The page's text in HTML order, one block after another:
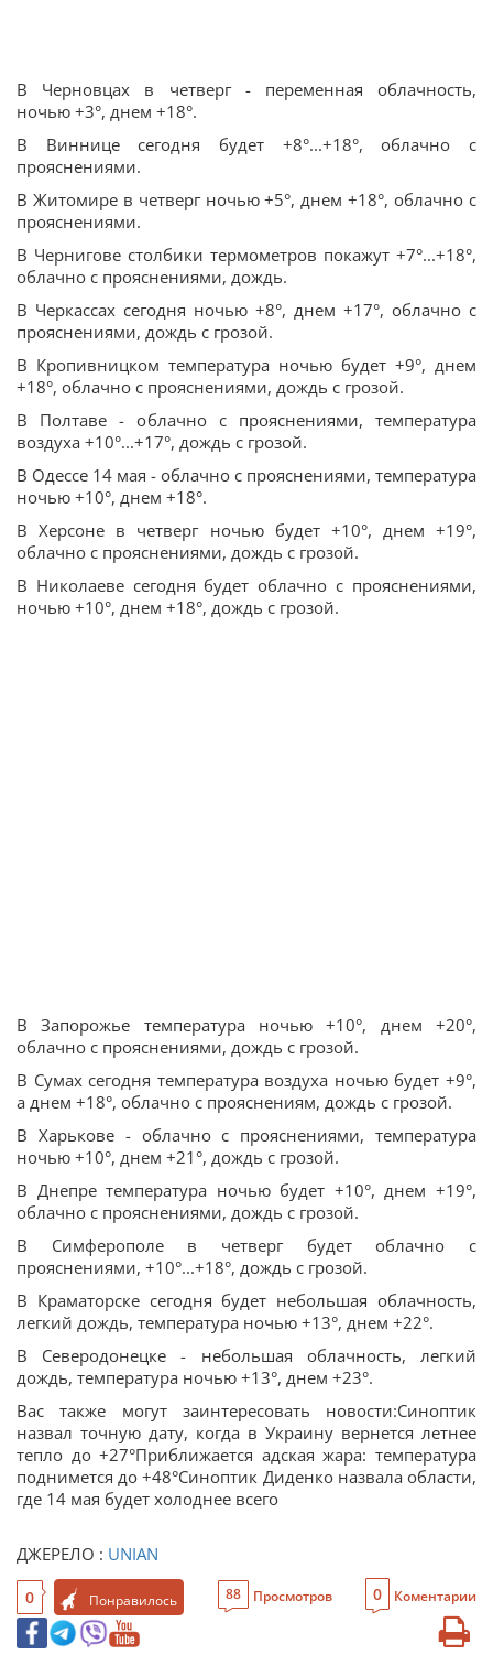
В Черновцах в четверг - переменная облачность,
ночью +3°, днем +18°.
В Виннице сегодня будет +8°...+18°, облачно с
прояснениями.
В Житомире в четверг ночью +5°, днем +18°, облачно с
прояснениями.
В Чернигове столбики термометров покажут +7°...+18°,
облачно с прояснениями, дождь.
В Черкассах сегодня ночью +8°, днем +17°, облачно с
прояснениями, дождь с грозой.
В Кропивницком температура ночью будет +9°, днем
+18°, облачно с прояснениями, дождь с грозой.
В Полтаве - облачно с прояснениями, температура
воздуха +10°...+17°, дождь с грозой.
В Одессе 14 мая - облачно с прояснениями, температура
ночью +10°, днем +18°.
В Херсоне в четверг ночью будет +10°, днем +19°,
облачно с прояснениями, дождь с грозой.
В Николаеве сегодня будет облачно с прояснениями,
ночью +10°, днем +18°, дождь с грозой.
В Запорожье температура ночью +10°, днем +20°,
облачно с прояснениями, дождь с грозой.
В Сумах сегодня температура воздуха ночью будет +9°,
а днем +18°, облачно с прояснениям, дождь с грозой.
В Харькове - облачно с прояснениями, температура
ночью +10°, днем +21°, дождь с грозой.
В Днепре температура ночью будет +10°, днем +19°,
облачно с прояснениями, дождь с грозой.
В Симферополе в четверг будет облачно с
прояснениями, +10°...+18°, дождь с грозой.
В Краматорске сегодня будет небольшая облачность,
легкий дождь, температура ночью +13°, днем +22°.
В Северодонецке - небольшая облачность, легкий
дождь, температура ночью +13°, днем +23°.
Вас также могут заинтересовать новости:Синоптик
назвал точную дату, когда в Украину вернется летнее
тепло до +27°Приближается адская жара: температура
поднимется до +48°Синоптик Диденко назвала области,
где 14 мая будет холоднее всего
ДЖЕРЕЛО : UNIAN
0 Понравилось 88 Просмотров 0 Коментарии